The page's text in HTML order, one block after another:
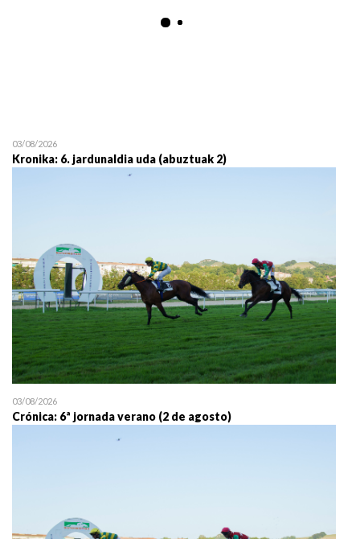
13/09 17:30
19/07 11:30
03/08/2026
Kronika: 6. jardunaldia uda (abuztuak 2)
03/08/2026
Crónica: 6ª jornada verano (2 de agosto)